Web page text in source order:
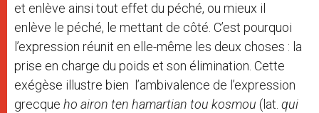
et enlève ainsi tout effet du péché, ou mieux il
enlève le péché, le mettant de côté. C’est pourquoi
l’expression réunit en elle-même les deux choses : la
prise en charge du poids et son élimination. Cette
exégèse illustre bien l’ambivalence de l’expression
grecque ho airon ten hamartian tou kosmou (lat. qui